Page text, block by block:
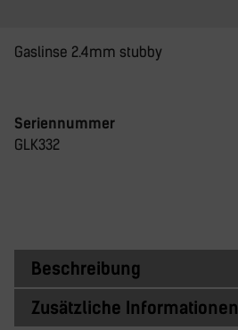
Gaslinse 2.4mm stubby
Seriennummer
GLK332
Beschreibung
Zusätzliche Informationen